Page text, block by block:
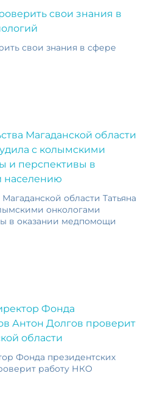
свои знания в сфере
области Татьяна
онкологами
в оказании медпомощи
Фонда президентских
работу НКО